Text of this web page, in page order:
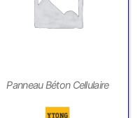
Panneau Béton Cellulaire